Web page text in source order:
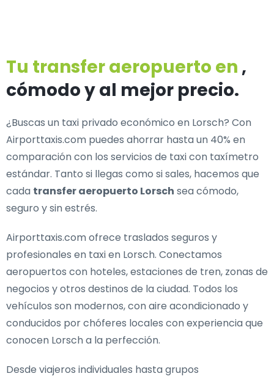
Tu transfer aeropuerto en ,
cómodo y al mejor precio.
¿Buscas un taxi privado económico en Lorsch? Con
Airporttaxis.com puedes ahorrar hasta un 40% en
comparación con los servicios de taxi con taxímetro
estándar. Tanto si llegas como si sales, hacemos que
cada transfer aeropuerto Lorsch sea cómodo,
seguro y sin estrés.
Airporttaxis.com ofrece traslados seguros y
profesionales en taxi en Lorsch. Conectamos
aeropuertos con hoteles, estaciones de tren, zonas de
negocios y otros destinos de la ciudad. Todos los
vehículos son modernos, con aire acondicionado y
conducidos por chóferes locales con experiencia que
conocen Lorsch a la perfección.
Desde viajeros individuales hasta grupos